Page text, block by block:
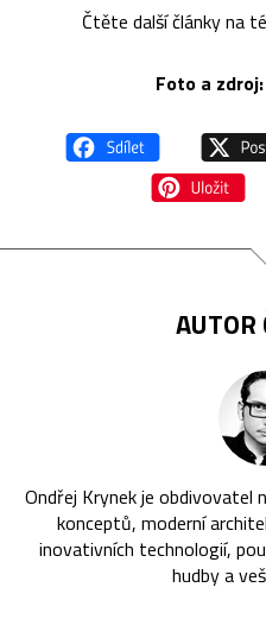
Čtěte další články na
Foto a zdroj:
AUTOR
Ondřej Krynek je obdivovatel
konceptů, moderní
inovativních technologií,
hudby a